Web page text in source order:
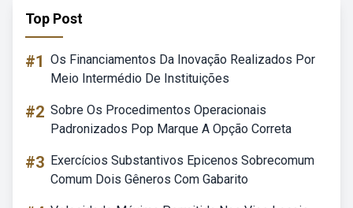
Top Post
#1 Os Financiamentos Da Inovação Realizados Por
Meio Intermédio De Instituições
#2 Sobre Os Procedimentos Operacionais
Padronizados Pop Marque A Opção Correta
#3 Exercícios Substantivos Epicenos Sobrecomum
Comum Dois Gêneros Com Gabarito